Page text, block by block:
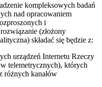
kompleksowych badań
nad opracowaniem
i
(złożony
składać się będzie z:
urządzeń Internetu Rzeczy
telemetrycznych), których
różnych kanałów